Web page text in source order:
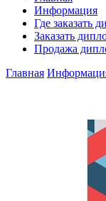
Информация
Где заказать
Заказать
Продажа
Главная